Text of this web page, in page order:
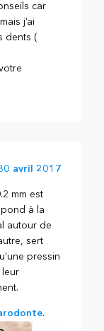
car
j’ai
dents (
avril 2017
mm est
à la
autour de
sert
pressin
leur
.